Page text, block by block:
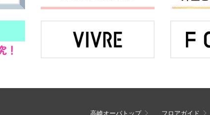
高崎オーパトップ フロアガイド